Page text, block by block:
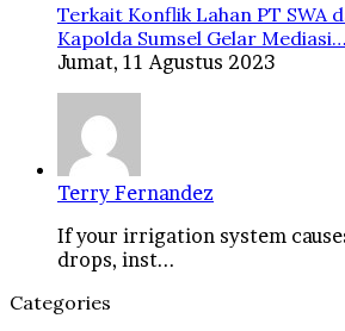
Terkait Konflik Lahan PT SWA
Kapolda Sumsel Gelar
Jumat, 11 Agustus 2023
Terry Fernandez
If your irrigation system
drops, inst...
Categories